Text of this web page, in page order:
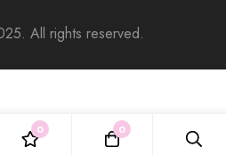
All rights reserved.
0 0